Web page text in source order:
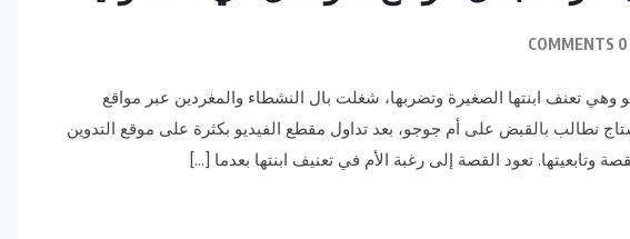
تعنف ابنتها الصغيرة وتضربها، شغلت بال النشطاء والمغردين عبر مواقع
نطالب بالقبض على أم جوجو، بعد تداول مقطع الفيديو بكثرة على موقع التدوين
تعود القصة إلى رغبة الأم في تعنيف ابنتها بعدما […]